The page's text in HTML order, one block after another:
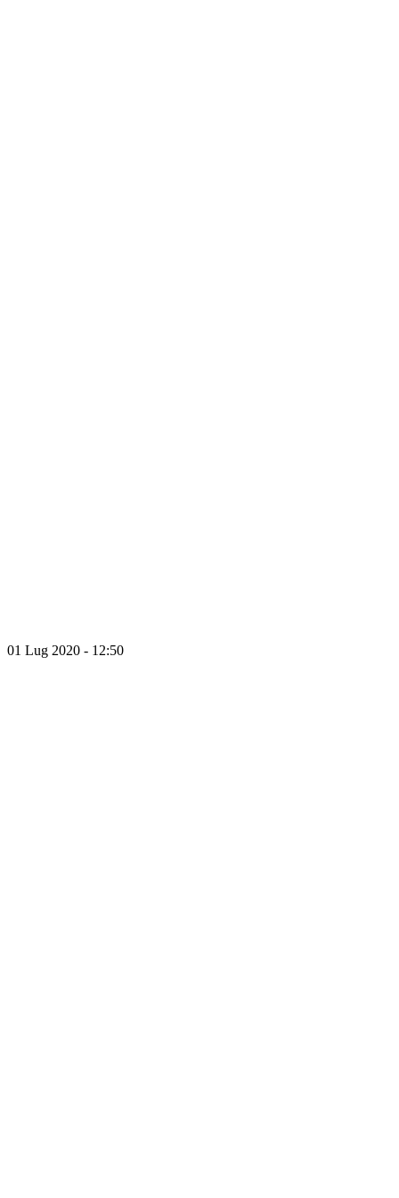
01 Lug 2020 - 12:50